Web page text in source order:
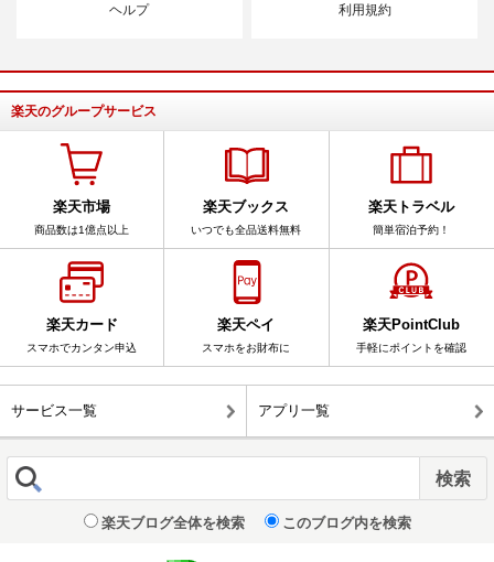
ヘルプ 利用規約
楽天のグループサービス
楽天市場
商品数は1億点以上
楽天ブックス
いつでも全品送料無料
楽天トラベル
簡単宿泊予約！
楽天カード
スマホでカンタン申込
楽天ペイ
スマホをお財布に
楽天PointClub
手軽にポイントを確認
サービス一覧 アプリ一覧
楽天ブログ全体を検索 このブログ内を検索